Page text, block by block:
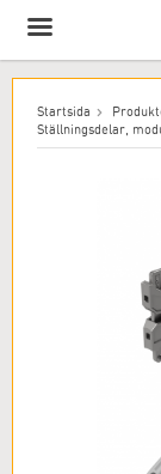
Startsida
Ställningsdelar,